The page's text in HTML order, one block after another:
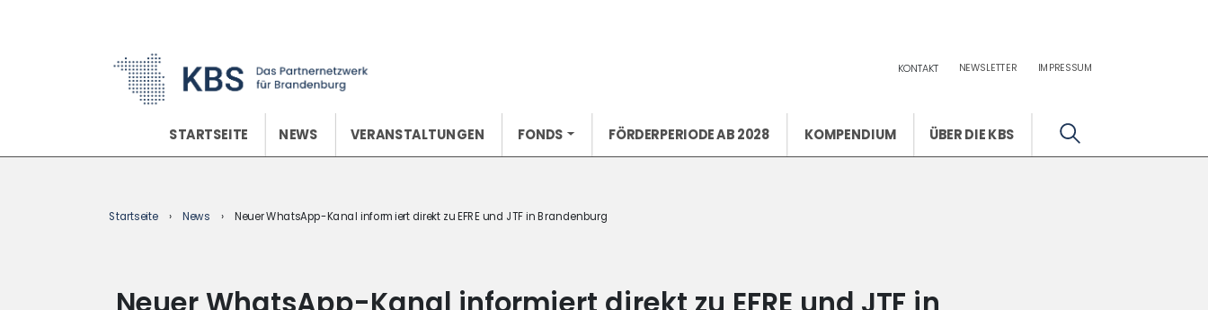
KONTAKT NEWSLETTER IMPRESSUM
STARTSEITE NEWS VERANSTALTUNGEN FONDS FÖRDERPERIODE AB 2028 KOMPENDIUM ÜBER DIE KBS
Startseite › News › Neuer WhatsApp-Kanal informiert direkt zu EFRE und JTF in Brandenburg